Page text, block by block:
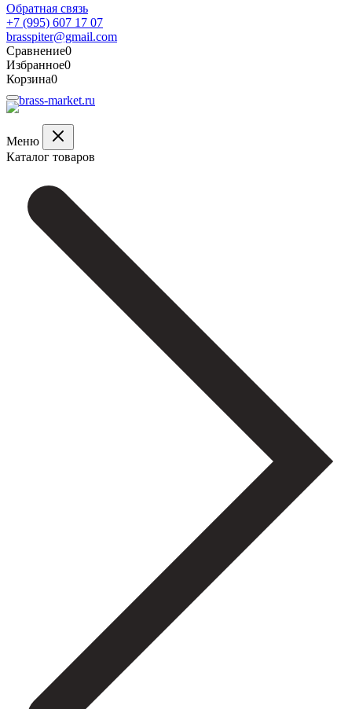
Обратная связь
+7 (995) 607 17 07
brasspiter@gmail.com
Сравнение0
Избранное0
Корзина0
Меню
Каталог товаров